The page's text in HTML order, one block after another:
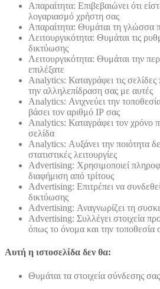
Απαραίτητα: Επιβεβαιώνει ότι
λογαριασμό χρήστη σας
Απαραίτητα: Θυμάται τη γλώσσα
Λειτουργικότητα: Θυμάται τις
δικτύωσης
Λειτουργικότητα: Θυμάται την
επιλέξατε
Analytics: Καταγράφει τις σελίδες
την αλληλεπίδραση σας με αυτές
Analytics: Ανιχνεύει την
βάσει τον αριθμό ΙΡ σας
Analytics: Καταγράφει τον χρόνο
σελίδα
Analytics: Αυξάνει την ποιότητα
στατιστικές λειτουργίες
Advertising: Χρησιμοποιεί
διαφήμιση από τρίτους
Advertising: Επιτρέπει να
δικτύωσης
Advertising: Αναγνωρίζει τη
Advertising: Συλλέγει στοιχεία
όπως το όνομα και την τοποθεσία
Αυτή η ιστοσελίδα δεν θα:
Θυμάται τα στοιχεία σύνδεσης σας